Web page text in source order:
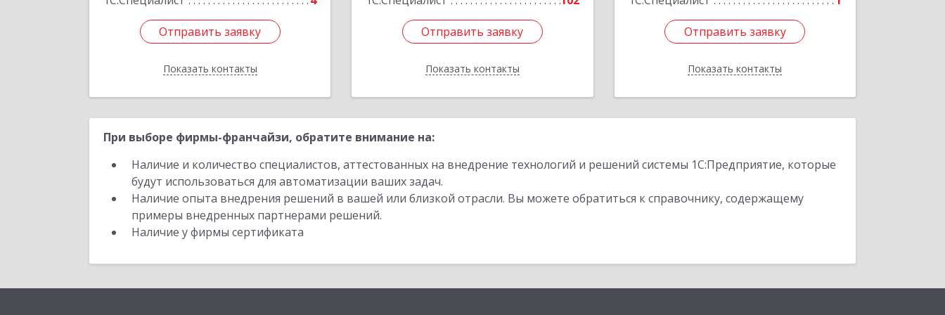
Отправить заявку
Показать контакты
Отправить заявку
Назад
Отправить заявку
Показать контакты
Отправить заявку
Назад
Отправить заявку
Показать контакты
Отправить заявку
Назад
При выборе фирмы-франчайзи, обратите внимание на:
Наличие и количество специалистов, аттестованных на внедрение технологий и решений системы 1С:Предприятие, которые
будут использоваться для автоматизации ваших задач.
Наличие опыта внедрения решений в вашей или близкой отрасли. Вы можете обратиться к справочнику, содержащему
примеры внедренных партнерами решений.
Наличие у фирмы сертификата